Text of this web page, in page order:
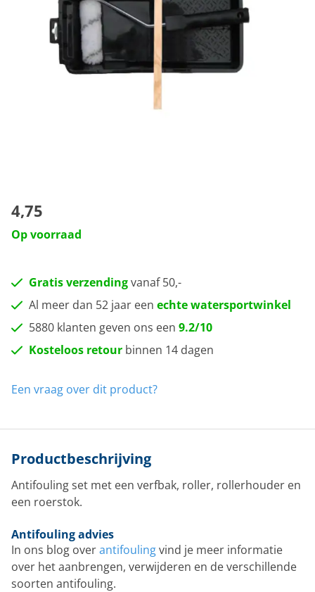
4,75
Op voorraad
Gratis verzendingvanaf 50,-
Al meer dan 52 jaar een echte watersportwinkel
5880 klanten geven ons een 9.2/10
Kosteloos retour binnen 14 dagen
Een vraag over dit product?
Productbeschrijving
Antifouling set met een verfbak, roller, rollerhouder en
een roerstok.
Antifouling advies
In ons blog overantifoulingvind je meer informatie
over het aanbrengen, verwijderen en de verschillende
soorten antifouling.